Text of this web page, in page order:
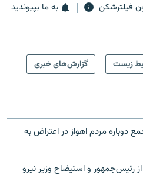
فیلترشکن به ما بپیوندید
زیست گزارش‌های خبری
دوباره مردم اهواز در اعتراض به
رئیس‌جمهور و استیضاح وزیر نیرو